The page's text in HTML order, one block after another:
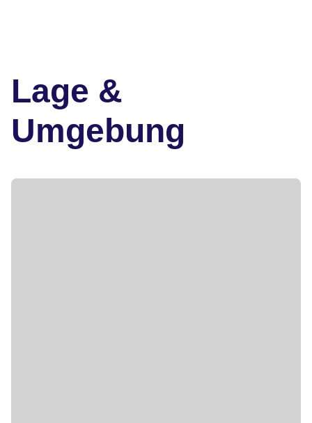
Lage &
Umgebung